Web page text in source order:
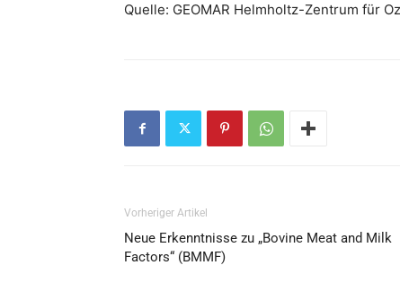
Quelle: GEOMAR Helmholtz-Zentrum für
Vorheriger Artikel
Neue Erkenntnisse zu „Bovine Meat and Milk
Factors“ (BMMF)